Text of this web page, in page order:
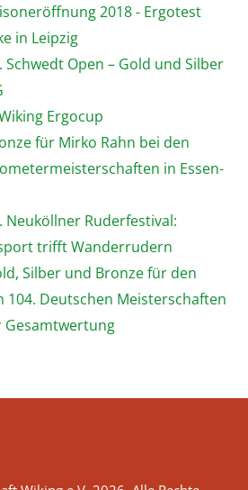
2018 - Ergotest
in Leipzig
Schwedt Open – Gold und Silber
Ergocup
für Mirko Rahn bei den
in Essen-
Neuköllner Ruderfestival:
trifft Wanderrudern
Silber und Bronze für den
104. Deutschen Meisterschaften
Gesamtwertung